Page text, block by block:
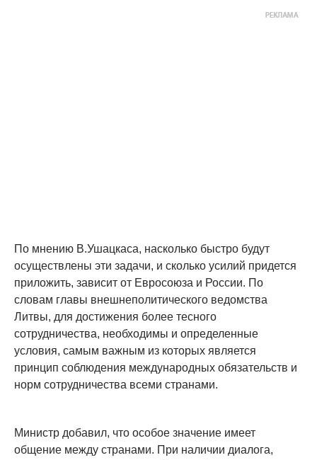
По мнению В.Ушацкаса, насколько быстро будут
осуществлены эти задачи, и сколько усилий придется
приложить, зависит от Евросоюза и России. По
словам главы внешнеполитического ведомства
Литвы, для достижения более тесного
сотрудничества, необходимы и определенные
условия, самым важным из которых является
принцип соблюдения международных обязательств и
норм сотрудничества всеми странами.
Министр добавил, что особое значение имеет
общение между странами. При наличии диалога,